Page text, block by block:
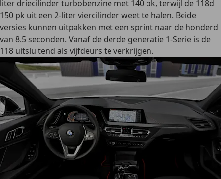
liter driecilinder turbobenzine met 140 pk, terwijl de 118d
150 pk uit een 2-liter viercilinder weet te halen. Beide
versies kunnen uitpakken met een sprint naar de honderd
van 8.5 seconden. Vanaf de derde generatie 1-Serie is de
118 uitsluitend als vijfdeurs te verkrijgen.